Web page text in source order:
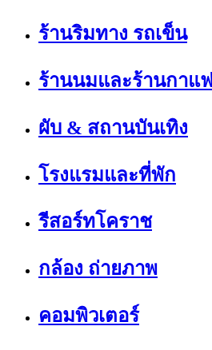
ร้านริมทาง รถเข็น
ร้านนมและร้านกาแฟ
ผับ & สถานบันเทิง
โรงแรมและที่พัก
รีสอร์ทโคราช
กล้อง ถ่ายภาพ
คอมพิวเตอร์